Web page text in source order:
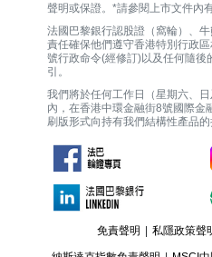
聲明或保證。*請參閱上市文件內
法國巴黎銀行認股證（窩輪）、
責任確保他們遵守香港特別行政
號行政命令(經修訂)以及任何隨後
引。
我們將於任何工作日（星期六、
內，在香港中環金融街8號國際金
刷版形式向持有我們結構性產品
免責聲明 私隱政策聲